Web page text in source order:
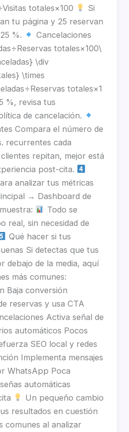
totales×100
Si
tu página y 25 reservan
%.
Cancelaciones
totales×100\
\div
\times
totales×1
%, revisa tus
de cancelación.
Compara el número de
recurrentes cada
repitan, mejor está
post-cita.
analizar tus métricas
→ Dashboard de
Todo se
real, sin necesidad de
Qué hacer si tus
Si detectas que tus
debajo de la media, aquí
más comunes:
Baja conversión
reservas y usa CTA
Activa señal de
automáticos Pocos
SEO local y redes
Implementa mensajes
WhatsApp Poca
automáticas
Un pequeño cambio
resultados en cuestión
comunes al analizar